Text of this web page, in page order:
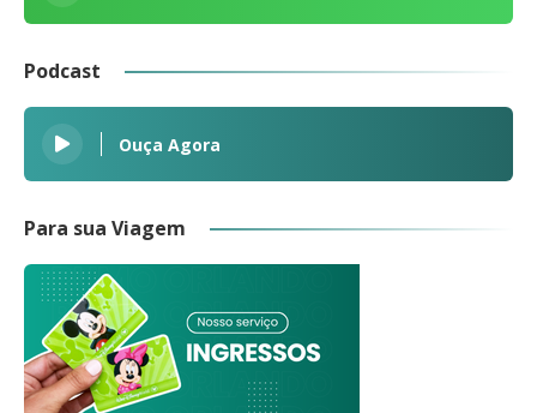
Podcast
Ouça Agora
Para sua Viagem